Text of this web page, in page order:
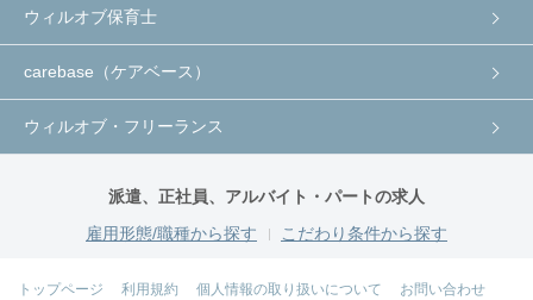
ウィルオブ保育士
carebase（ケアベース）
ウィルオブ・フリーランス
派遣、正社員、アルバイト・パートの求人
雇用形態/職種から探す
こだわり条件から探す
トップページ 利用規約 個人情報の取り扱いについて お問い合わせ